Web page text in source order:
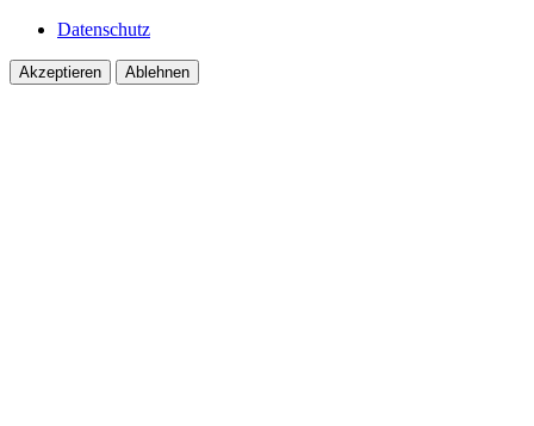
Datenschutz
Akzeptieren Ablehnen